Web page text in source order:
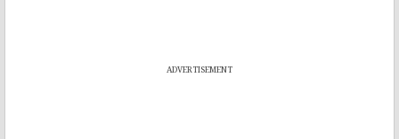
ADVERTISEMENT